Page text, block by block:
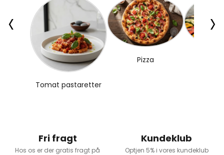
Tomat pastaretter
Pizza
‹ ›
Fri fragt
Hos os er der gratis fragt på
Kundeklub
Optjen 5% i vores kundeklub